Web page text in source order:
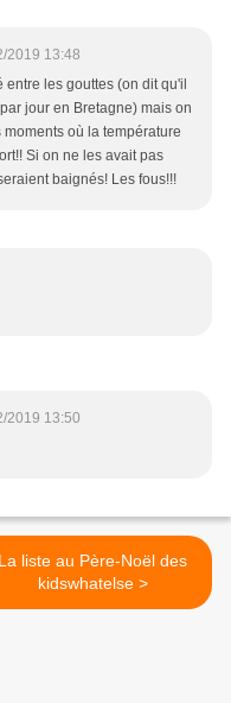
2019 13:48
entre les gouttes (on dit qu'il
jour en Bretagne) mais on
où la température
Si on ne les avait pas
baignés! Les fous!!!
2019 13:50
La liste au Père-Noël des
kidswhatelse >